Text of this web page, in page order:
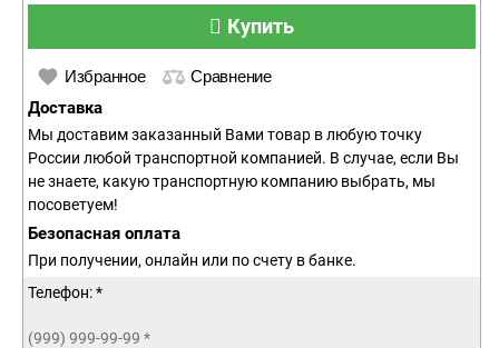
Купить
Избранное Сравнение
Доставка
Мы доставим заказанный Вами товар в любую точку
России любой транспортной компанией. В случае, если Вы
не знаете, какую транспортную компанию выбрать, мы
посоветуем!
Безопасная оплата
При получении, онлайн или по счету в банке.
Телефон: *
(999) 999-99-99 *